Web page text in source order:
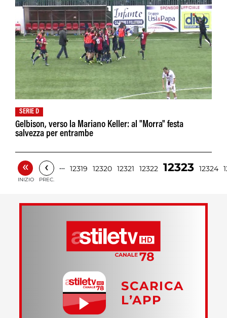
SERIE D
Gelbison, verso la Mariano Keller: al "Morra" festa
salvezza per entrambe
«
INIZIO
‹
PREC.
… 12319 12320 12321 12322 12323 12324
SCARICA
L’APP